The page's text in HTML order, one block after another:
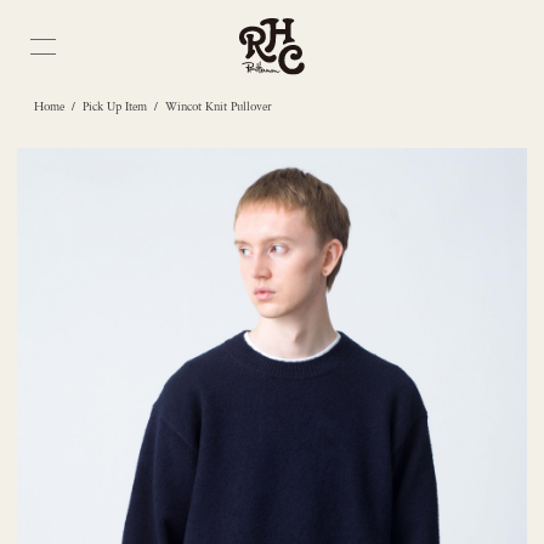
Home/ Pick Up Item/ Wincot Knit Pullover